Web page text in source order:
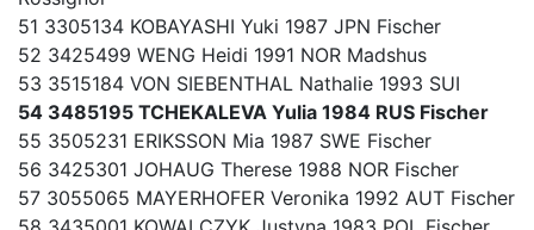
51 3305134 KOBAYASHI Yuki 1987 JPN Fischer
52 3425499 WENG Heidi 1991 NOR Madshus
53 3515184 VON SIEBENTHAL Nathalie 1993 SUI
54 3485195 TCHEKALEVA Yulia 1984 RUS Fischer
55 3505231 ERIKSSON Mia 1987 SWE Fischer
56 3425301 JOHAUG Therese 1988 NOR Fischer
57 3055065 MAYERHOFER Veronika 1992 AUT Fischer